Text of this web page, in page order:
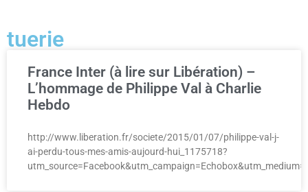
tuerie
France Inter (à lire sur Libération) –
L’hommage de Philippe Val à Charlie
Hebdo
http://www.liberation.fr/societe/2015/01/07/philippe-val-j-
ai-perdu-tous-mes-amis-aujourd-hui_1175718?